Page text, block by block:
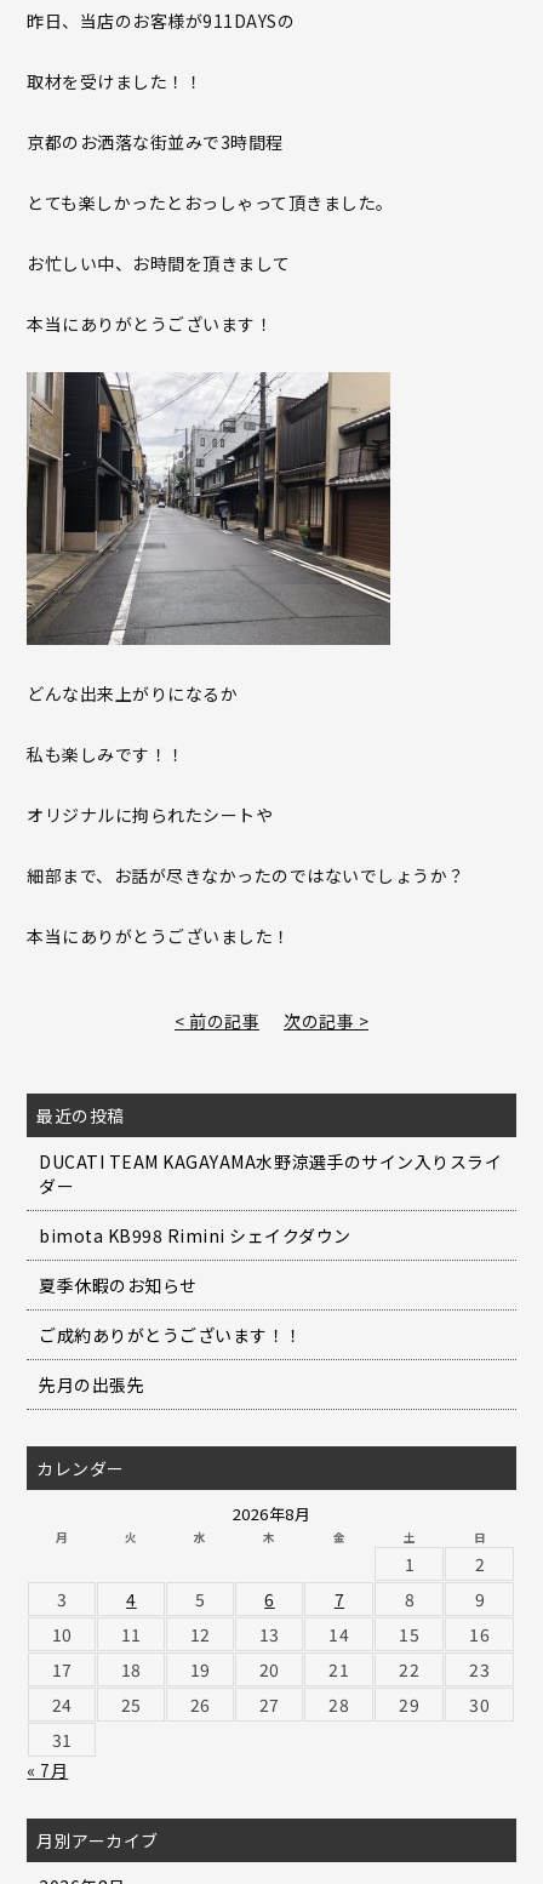
昨日、当店のお客様が911DAYSの
取材を受けました！！
京都のお洒落な街並みで3時間程
とても楽しかったとおっしゃって頂きました。
お忙しい中、お時間を頂きまして
本当にありがとうございます！
どんな出来上がりになるか
私も楽しみです！！
オリジナルに拘られたシートや
細部まで、お話が尽きなかったのではないでしょうか？
本当にありがとうございました！
< 前の記事 次の記事 >
最近の投稿
DUCATI TEAM KAGAYAMA水野涼選手のサイン入りスライ
ダー
bimota KB998 Rimini シェイクダウン
夏季休暇のお知らせ
ご成約ありがとうございます！！
先月の出張先
カレンダー
2026年8月
月 火 水 木 金 土 日
1
2
3
4 5 6 7 8
9
10
11 12 13 14 15
16
17
18 19 20 21 22
23
24
25 26 27 28 29
30
31
« 7月
月別アーカイブ